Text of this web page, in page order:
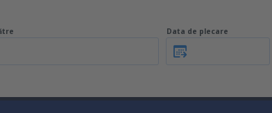
Data de plecare